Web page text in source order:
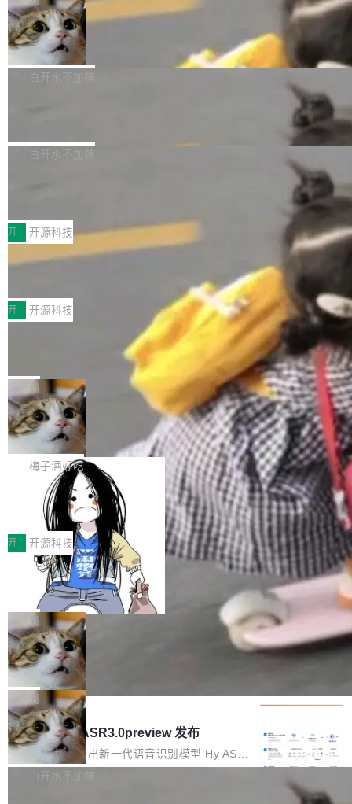
aDB 捕获 commit 之间的每一次操作，...
bet、微软以及 Meta 等传统科技巨头相比，Spa
ceXAI的资金消耗速度尤为引人瞩目。然而，支
撑庞大支出的资金来源却呈现出截然不同的面
貌。数据显示，微软和 Meta 主要依托充沛的经
1.2，驱动这个 agent 的新模型。一句话概括：
你可以用 curl -fsSL https://dev.meta.ai/install.
sh | bash 安装一个能在大项目里自动规划、写
代码、验证结果的 AI 终端工具。 据介绍，Muse
个主 agent 循环，外加一组后台 agent。这些后
美团开源 LoHoSearch，用知识图谱校
准 AI 能力认知
机器出题的前提，是让机器拥有全局视野。整个
构建流程可以分为四个环节：建图 → 控制难度
白开水不加糖
库，并将作为transport接入Mooncake TENT。
MPComm将作为一种传输引擎接入Mooncake T
ENT，实现零拷贝传输性能提升30%、非零拷贝
传输性能最高提升5倍。UCL-MPComm底层基
于自研UCL-Engine通信引擎，后续腾讯网平将
持续开源更多基于UCL-Engine的高性能通信组
件。 腾讯网平团队在UCL-MPComm中实现了一
个独立于业务线程的全局通信引擎（Engine），
白开水不加糖
型案例入选名单》，深信服“面向企业研发场景的
开源 AI 编程平台 CoStrict 应用”凭借卓越的技术
创新与落地成效成功入选。 全链路私有化部署，
助力企业AI研发安全落地 当前，越来越多企业已
经开始引入 AI Coding 工具，通过调用公有云模
型或企业内部部署模型提升研发效率。但随着 AI
Coding 从个人辅助工具逐步走向团队级、组织
级应用，企业在规模化落地过程中，对安全性、
可控性和代码质量提出了更高要求。 首先是数据
安全与合规要求。对于大多数普通研发场景，公
有云模型能够满足快速试用和效率提升的需求。
但对于金融、能源、医疗等对数据安全要求较...
开 开源科技
深信服AI算力网关入选工信部人工智能
前不久，工业和信息化部正式发布《2025年人工
智能应用典型案例名单》，集中展示人工智能在
各领域的应用成果，覆盖技术底座、行业赋能、
产品应用、支撑保障、专题等五大方向。深信服
AI算力网关（AI创新平台）成功入选！ 随着各行
各业的Agent走向规模化建设，算力构成形态逐
渐丰富，用户关注的重点也在发生变化：不只是
让AI用起来，还要进一步看清混合算力时代下，
Token花在哪里、算力是否被充分利用，以及持
续增长的AI成本该如何优化。 深信服AI算力网关
正是围绕这些实际问题，从Token治理和成本治
理两个方面，让用户的每一份算力都看得清、管
得住、用得稳、省得下、更安全！ 一、从现在开
始，Token使用一目...
开 开源科技
Jeff Dean 离开 Google：一个时代的结
束，一个实验室的开始
Google 员工编号 20。MapReduce 作者之一。
Bigtable 作者之一。TensorFlow 的作者之一。
Gemini 的架构师。Google 首席科学家。 Jeff D
ean 在 Google 工作了 27 年后，宣布离职。 他
不是一个人走。一同离开的还有 Sanjay Ghema
wat（Google 员工编号 23，Jeff Dean 二十多
年的编程搭档，MapReduce 和 Bigtable 的共同
作者）、Quoc Le（Google 大脑核心成员，Se
q2Seq 和 DocAI 的共同发明人）以及 Oriol Vin
yals（Gemini 联合负责人，AlphaSta...
局
🔥 SolonCode v2026.8.4 发布：界面
字体可调、22 种语言、记忆搜索增强
打开终端就能上岗的全中文编码智能体，这一轮
把「看得清、用母语、记得住」三件事一次补
齐。 SolonCode 是什么 SolonCode 是杭州无
耳科技研发的企业级终端编码智能体——一位全
中文驱动的数字员工，自主理解需求、规划步
骤、编写代码。不挑模型、不挑平台，curl 一行
装完即用。 开源地址：Gitee · GitCode · GitHu
b 安装 支持 Java 8+（8~26）、macOS / Linu
x / Windows / Harmony PC。 # macOS / Linu
x / Harmony PC curl -fsSL https://solon.noea
r.org/solon...
梅子酒好吃
让“代码语义理解”深度释放AI Coding
价值潜能：华为云码道（CodeArts）
代码仓技术解析
一、代码仓深度理解技术的作用与价值 在软件工
程实践中，代码仓是企业核心知识资产的主要载
体。企业级代码仓库通常包含数十万乃至数百万
个文件，其规模远超单次模型调用可承载的上下
文窗口。随着项目规模的持续扩张与代码历史的
不断累积，代码仓中的模块关系、接口契约、业
务逻辑等关键信息往往分散于数十乃至数百个文
件之中，形成高度复杂的知识关联网络。传统的
代码检索手段（如关键词匹配、目录遍历）仅能
在语法层面完成文本定位，难以触及代码的语义
内涵与结构关联，导致开发者使用代码智能体在
理解大规模代码仓时面临显著"代码仓理解"瓶
颈。 代码仓深度理解服务（以下简称" CodeBas
e深度理解服务"）是华为云码道（CodeA...
开 开源科技
一条“删库”命令跑 17 小时，算法工程
师删光 89TB 数据只为干私活
最高人民检察院8月4日公布了一起案件：北京一
名90后算法工程师王某，为了给自己接的私活腾
服务器空间，删光了公司AI游戏部门的全部核心
数据。 王某2024年1月入职东城区某科技公司AI
短剧部门，有互联网大厂背景。在公司内部架构
调整期间，部门三次通知全员将数据从A集群迁
移到B集群，王某都回复了"收到"。 他没有迁移
数据。2024年9月3日下午4点，他使用此前登录
的账号密码进入A集群，输入了一条被程序员圈
称为"删库跑路"的命令——最高管理员权限、无
局
Cloudflare 分享推理优化实践：KV ca
che 量化 + 权重压缩，吞吐量提升 4
1%，成本降 30%
Kimi 和 GLM 是当前最强的大模型系列之一，但
它们有一个共同的问题：太吃显存了。月之暗面
的 Kimi K 系列和智谱的 GLM 都是长上下文、M
oE 架构的大模型，好用到让人上瘾，但 GPU 显
存永远不够用。 Cloudflare 的 Workers AI 团队
一直在跑这些模型的推理。他们在官方博客上发
局
腾讯混元 Hy ASR3.0preview 发布
腾讯混元正式推出新一代语音识别模型 Hy ASR
3.0preview。基于最新一代大语言模型 Hy3 的
白开水不加糖